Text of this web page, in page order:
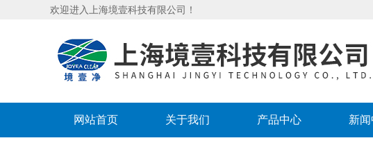
欢迎进入上海境壹科技有限公司！
网站首页 关于我们 产品中心 新